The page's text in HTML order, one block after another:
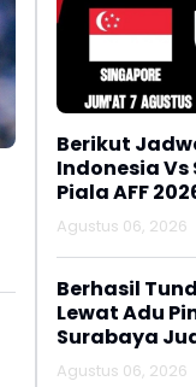
Berikut
Indonesia
Piala AFF
Agustus 06, 2026
Berhasil
Lewat Adu
Surabaya
2026
Agustus 06, 2026